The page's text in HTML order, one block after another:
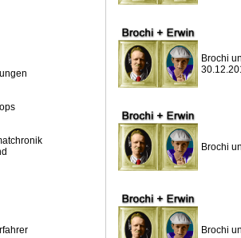
Brochi
Brochi
Brochi